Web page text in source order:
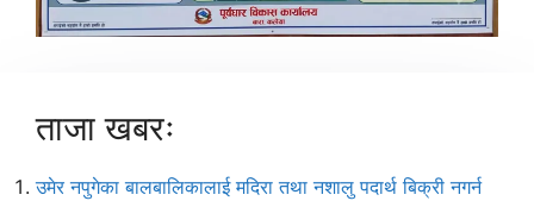
ताजा खबरः
उमेर नपुगेका बालबालिकालाई मदिरा तथा नशालु पदार्थ बिक्री नगर्न